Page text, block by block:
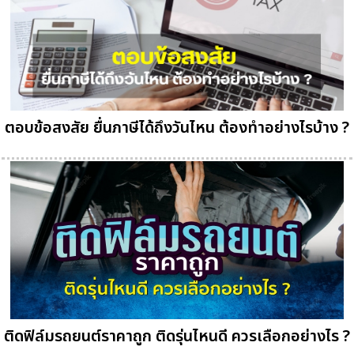
ตอบข้อสงสัย ยื่นภาษีได้ถึงวันไหน ต้องทำอย่างไรบ้าง ?
ติดฟิล์มรถยนต์ราคาถูก ติดรุ่นไหนดี ควรเลือกอย่างไร ?